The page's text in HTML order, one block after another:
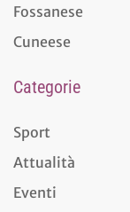
Fossanese
Cuneese
Categorie
Sport
Attualità
Eventi